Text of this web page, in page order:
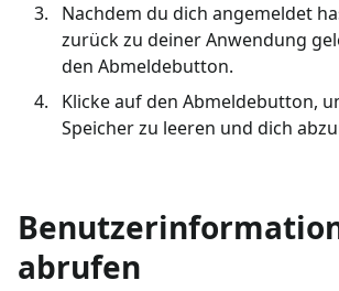
Nachdem du dich angemeldet
zurück zu deiner Anwendung
den Abmeldebutton.
Klicke auf den Abmeldebutton,
Speicher zu leeren und dich
abrufen